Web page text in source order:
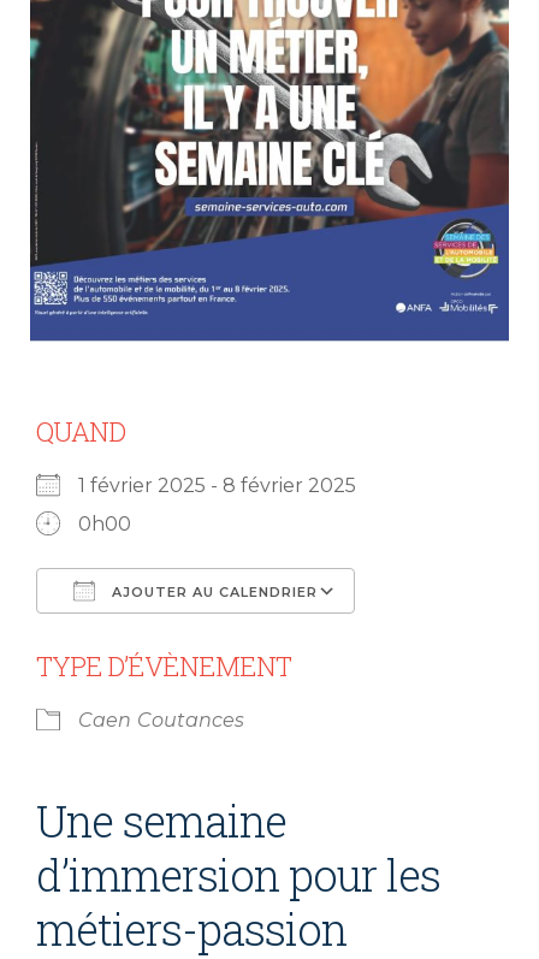
QUAND
1 février 2025 - 8 février 2025
0h00
AJOUTER AU CALENDRIER
TYPE D’ÉVÈNEMENT
Caen Coutances
Une semaine
d’immersion pour les
métiers-passion